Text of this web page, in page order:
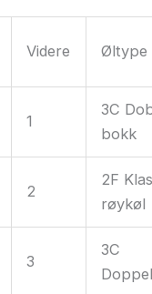
Videre Øltype
1
3C
bokk
2
2F
røykøl
3
3C